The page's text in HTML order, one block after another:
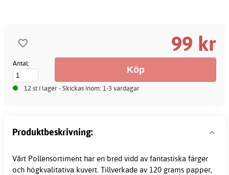
99 kr
Antal:
12 st i lager - Skickas inom: 1-3 vardagar
Produktbeskrivning:
Vårt Pollensortiment har en bred vidd av fantastiska färger
och högkvalitativa kuvert . Tillverkade av 120 grams papper,